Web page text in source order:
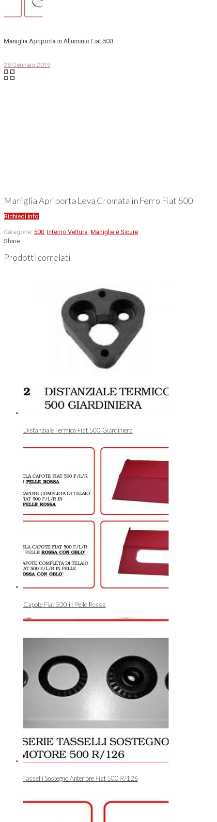
Maniglia Apriporta in Alluminio Fiat 500
28 Gennaio 2019
Maniglia Apriporta Leva Cromata in Ferro Fiat 500
Richiedi info
Categorie: 500 Interno Vettura Maniglie e Sicure
Share
Prodotti correlati
Distanziale Termico Fiat 500 Giardiniera
Capote Fiat 500 in Pelle Rossa
Tasselli Sostegno Anteriore Fiat 500 R/126